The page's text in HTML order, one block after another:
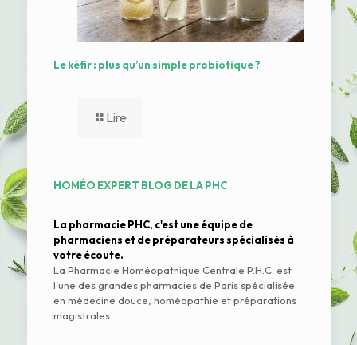
Le kéfir : plus qu’un simple probiotique ?
Lire
HOMÉO EXPERT BLOG DE LA PHC
La pharmacie PHC, c'est une équipe de
pharmaciens et de préparateurs spécialisés à
votre écoute.
La Pharmacie Homéopathique Centrale P.H.C. est
l'une des grandes pharmacies de Paris spécialisée
en médecine douce, homéopathie et préparations
magistrales